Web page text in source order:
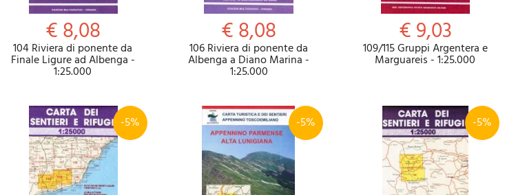
€ 8,08
104 Riviera di ponente da
Finale Ligure ad Albenga -
1:25.000
€ 8,08
106 Riviera di ponente da
Albenga a Diano Marina -
1:25.000
€ 9,03
109/115 Gruppi Argentera e
Marguareis - 1:25.000
-5% -5% -5%